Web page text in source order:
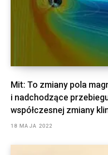
Mit: To zmiany pola
i nadchodzące
współczesnej zmiany
18 MAJA 2022